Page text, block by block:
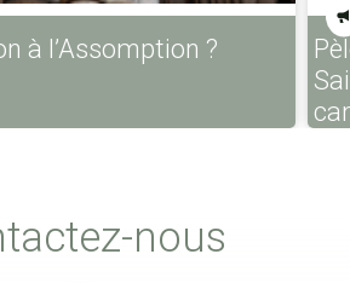
à l’Assomption ?
nous